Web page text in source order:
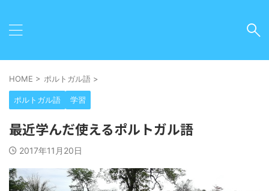
HOME > ポルトガル語 >
ポルトガル語 学習
最近学んだ使えるポルトガル語
2017年11月20日